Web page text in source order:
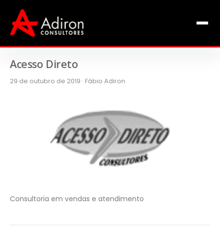
Livros de Fábio Adiron
Contato
Acesso Direto
29 de outubro de 2019 · Fábio Adiron
Consultoria em vendas e atendimento